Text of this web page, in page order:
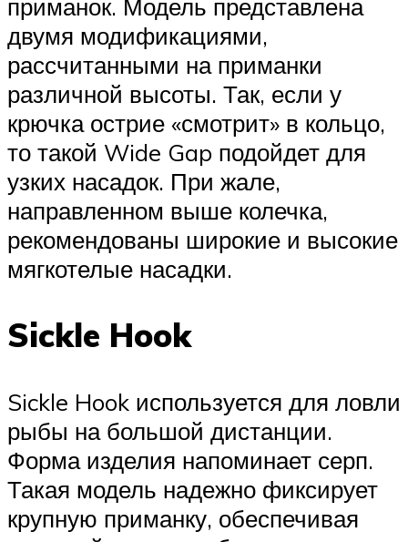
приманок. Модель представлена
двумя модификациями,
рассчитанными на приманки
различной высоты. Так, если у
крючка острие «смотрит» в кольцо,
то такой Wide Gap подойдет для
узких насадок. При жале,
направленном выше колечка,
рекомендованы широкие и высокие
мягкотелые насадки.
Sickle Hook
Sickle Hook используется для ловли
рыбы на большой дистанции.
Форма изделия напоминает серп.
Такая модель надежно фиксирует
крупную приманку, обеспечивая